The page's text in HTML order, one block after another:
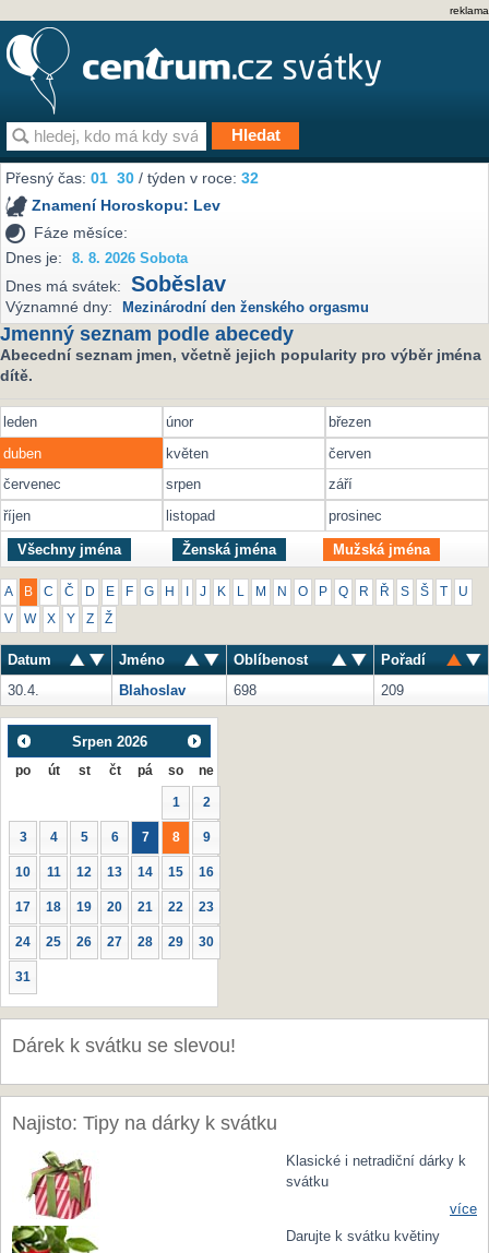
reklama
Přesný čas:01 30 / týden v roce:32
Znamení Horoskopu: Lev
Fáze měsíce:
Dnes je:
8. 8. 2026 Sobota
Dnes má svátek: Soběslav
Významné dny: Mezinárodní den ženského orgasmu
Jmenný seznam podle abecedy
Abecední seznam jmen, včetně jejich popularity pro výběr jména
dítě.
leden únor
březen
duben
květen
červen
červenec
srpen
září
říjen
listopad prosinec
Všechny jména Ženská jména Mužská jména
A B C Č D E F G H J K M N O P Q R Ř S Š U
V W X Y Z Ž
Datum Jméno Oblíbenost
Pořadí
30.4.
Blahoslav 698 209
Srpen 2026
po út st čt pá so ne
1 2
3 4 5 6 7 8 9
10 11 12 13 14 15 16
17 18 19 20 21 22 23
24 25 26 27 28 29 30
31
Dárek k svátku se slevou!
Najisto: Tipy na dárky k svátku
Klasické i netradiční dárky k
svátku
více
Darujte k svátku květiny